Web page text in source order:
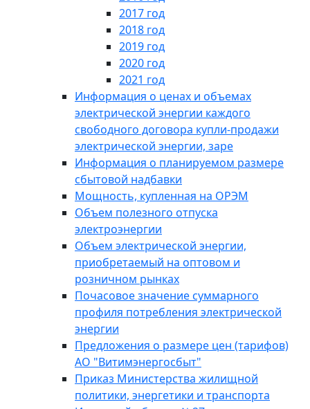
2017 год
2018 год
2019 год
2020 год
2021 год
Информация о ценах и объемах
электрической энергии каждого
свободного договора купли-продажи
электрической энергии, заре
Информация о планируемом размере
сбытовой надбавки
Мощность, купленная на ОРЭМ
Объем полезного отпуска
электроэнергии
Объем электрической энергии,
приобретаемый на оптовом и
розничном рынках
Почасовое значение суммарного
профиля потребления электрической
энергии
Предложения о размере цен (тарифов)
АО "Витимэнергосбыт"
Приказ Министерства жилищной
политики, энергетики и транспорта